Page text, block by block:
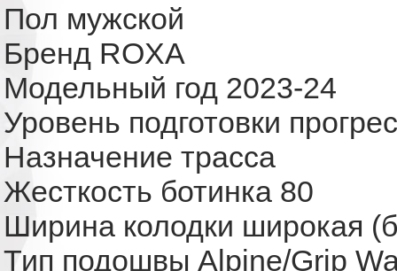
Пол мужской
Бренд ROXA
Модельный год 2023-24
Уровень подготовки
Назначение трасса
Жесткость ботинка 80
Ширина колодки широкая
Тип подошвы Alpine/Grip